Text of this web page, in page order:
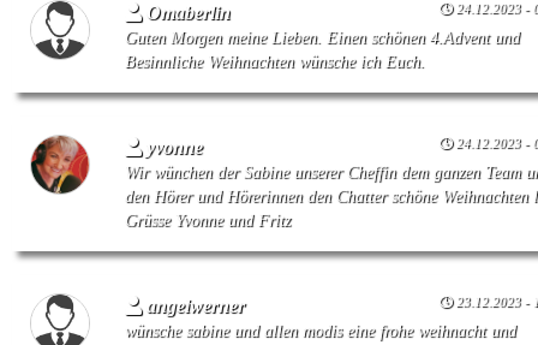
Omaberlin 24.12.2023 -
Guten Morgen meine Lieben. Einen schönen 4.Advent und
Besinnliche Weihnachten wünsche ich Euch.
yvonne 24.12.2023 -
Wir wünchen der Sabine unserer Cheffin dem ganzen Team
den Hörer und Hörerinnen den Chatter schöne Weihnachten
Grüsse Yvonne und Fritz
angelwerner 23.12.2023 -
wünsche sabine und allen modis eine frohe weihnacht und